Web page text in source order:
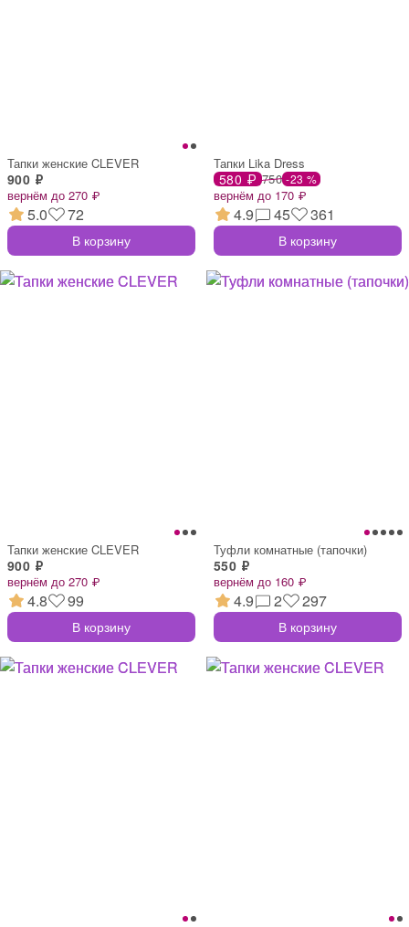
Тапки женские CLEVER
900 ₽
вернём до 270 ₽
5.0 72
В корзину
Тапки Lika Dress
580 ₽ 750 -23 %
вернём до 170 ₽
4.9 45 361
В корзину
Тапки женские CLEVER
900 ₽
вернём до 270 ₽
4.8 99
В корзину
Туфли комнатные (тапочки)
550 ₽
вернём до 160 ₽
4.9 2 297
В корзину